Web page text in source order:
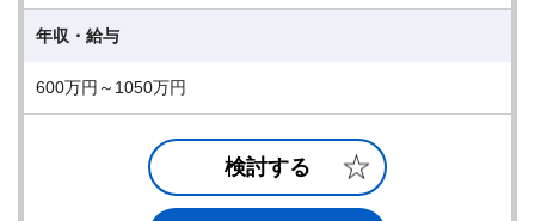
年収・給与
600万円～1050万円
検討する